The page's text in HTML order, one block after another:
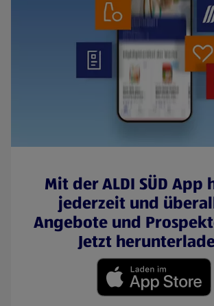
Mit der ALDI SÜD App
jederzeit und
Angebote und
Jetzt